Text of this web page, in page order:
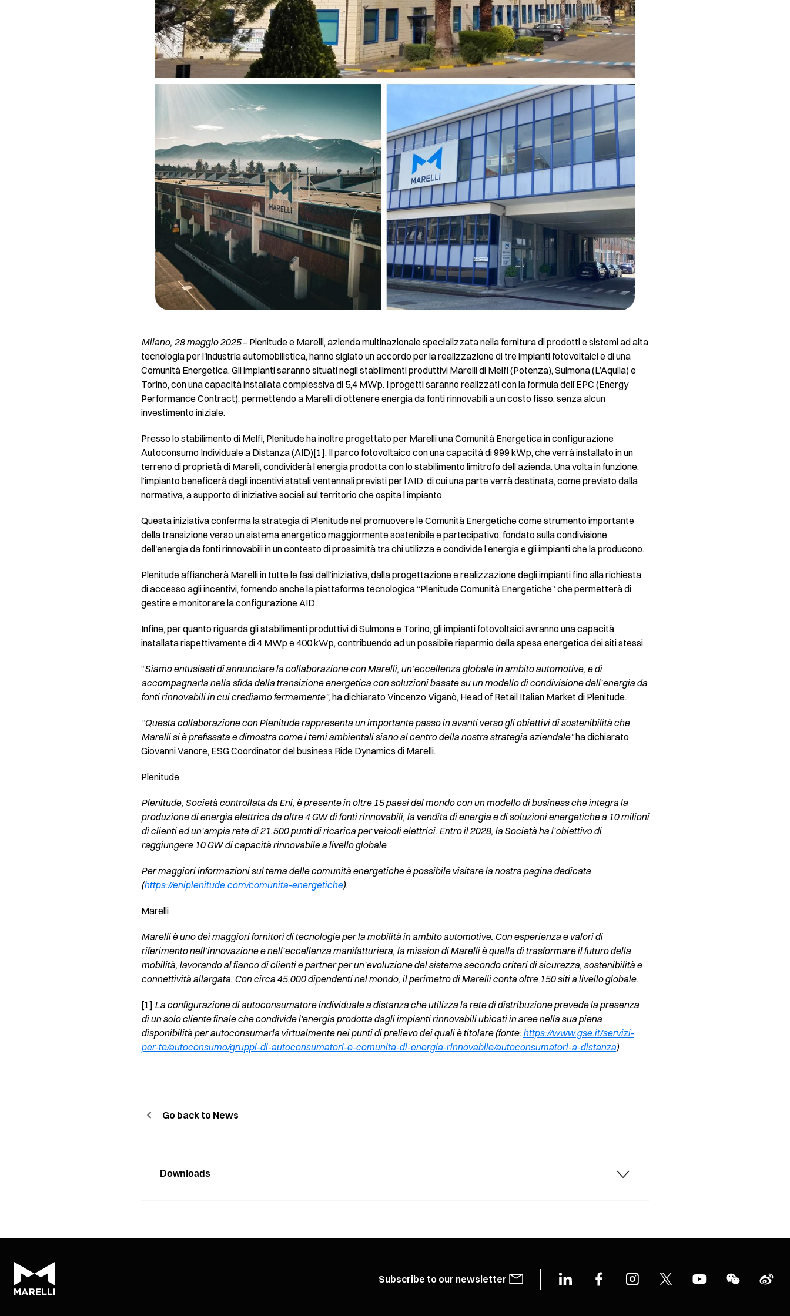
Milano, 28 maggio 2025– Plenitude e Marelli, azienda multinazionale specializzata nella fornitura di prodotti e sistemi ad alta
tecnologia per l'industria automobilistica, hanno siglato un accordo per la realizzazione di tre impianti fotovoltaici e di una
Comunità Energetica. Gli impianti saranno situati negli stabilimenti produttivi Marelli di Melfi (Potenza), Sulmona (L’Aquila) e
Torino, con una capacità installata complessiva di 5,4 MWp. I progetti saranno realizzati con la formula dell’EPC (Energy
Performance Contract), permettendo a Marelli di ottenere energia da fonti rinnovabili a un costo fisso, senza alcun
investimento iniziale.
Presso lo stabilimento di Melfi, Plenitude ha inoltre progettato per Marelli una Comunità Energetica in configurazione
Autoconsumo Individuale a Distanza (AID)[1]. Il parco fotovoltaico con una capacità di 999 kWp, che verrà installato in un
terreno di proprietà di Marelli, condividerà l’energia prodotta con lo stabilimento limitrofo dell’azienda. Una volta in funzione,
l’impianto beneficerà degli incentivi statali ventennali previsti per l’AID, di cui una parte verrà destinata, come previsto dalla
normativa, a supporto di iniziative sociali sul territorio che ospita l’impianto.
Questa iniziativa conferma la strategia di Plenitude nel promuovere le Comunità Energetiche come strumento importante
della transizione verso un sistema energetico maggiormente sostenibile e partecipativo, fondato sulla condivisione
dell'energia da fonti rinnovabili in un contesto di prossimità tra chi utilizza e condivide l’energia e gli impianti che la producono.
Plenitude affiancherà Marelli in tutte le fasi dell’iniziativa, dalla progettazione e realizzazione degli impianti fino alla richiesta
di accesso agli incentivi, fornendo anche la piattaforma tecnologica “Plenitude Comunità Energetiche” che permetterà di
gestire e monitorare la configurazione AID.
Infine, per quanto riguarda gli stabilimenti produttivi di Sulmona e Torino, gli impianti fotovoltaici avranno una capacità
installata rispettivamente di 4 MWp e 400 kWp, contribuendo ad un possibile risparmio della spesa energetica dei siti stessi.
“Siamo entusiasti di annunciare la collaborazione con Marelli, un’eccellenza globale in ambito automotive, e di
accompagnarla nella sfida della transizione energetica con soluzioni basate su un modello di condivisione dell’energia da
fonti rinnovabili in cui crediamo fermamente”, ha dichiarato Vincenzo Viganò, Head of Retail Italian Market di Plenitude.
“Questa collaborazione con Plenitude rappresenta un importante passo in avanti verso gli obiettivi di sostenibilità che
Marelli si è prefissata e dimostra come i temi ambientali siano al centro della nostra strategia aziendale”ha dichiarato
Giovanni Vanore, ESG Coordinator del business Ride Dynamics di Marelli.
Plenitude
Plenitude, Società controllata da Eni, è presente in oltre 15 paesi del mondo con un modello di business che integra la
produzione di energia elettrica da oltre 4 GW di fonti rinnovabili, la vendita di energia e di soluzioni energetiche a 10 milioni
di clienti ed un’ampia rete di 21.500 punti di ricarica per veicoli elettrici. Entro il 2028, la Società ha l’obiettivo di
raggiungere 10 GW di capacità rinnovabile a livello globale.
Per maggiori informazioni sul tema delle comunità energetiche è possibile visitare la nostra pagina dedicata
(https://eniplenitude.com/comunita-energetiche).
Marelli
Marelli è uno dei maggiori fornitori di tecnologie per la mobilità in ambito automotive. Con esperienza e valori di
riferimento nell’innovazione e nell’eccellenza manifatturiera, la mission di Marelli è quella di trasformare il futuro della
mobilità, lavorando al fianco di clienti e partner per un’evoluzione del sistema secondo criteri di sicurezza, sostenibilità e
connettività allargata. Con circa 45.000 dipendenti nel mondo, il perimetro di Marelli conta oltre 150 siti a livello globale.
[1] La configurazione di autoconsumatore individuale a distanza che utilizza la rete di distribuzione prevede la presenza
di un solo cliente finale che condivide l'energia prodotta dagli impianti rinnovabili ubicati in aree nella sua piena
disponibilità per autoconsumarla virtualmente nei punti di prelievo dei quali è titolare (fonte: https://www.gse.it/servizi-
per-te/autoconsumo/gruppi-di-autoconsumatori-e-comunita-di-energia-rinnovabile/autoconsumatori-a-distanza)
Go back to News
Downloads
Subscribe to our newsletter